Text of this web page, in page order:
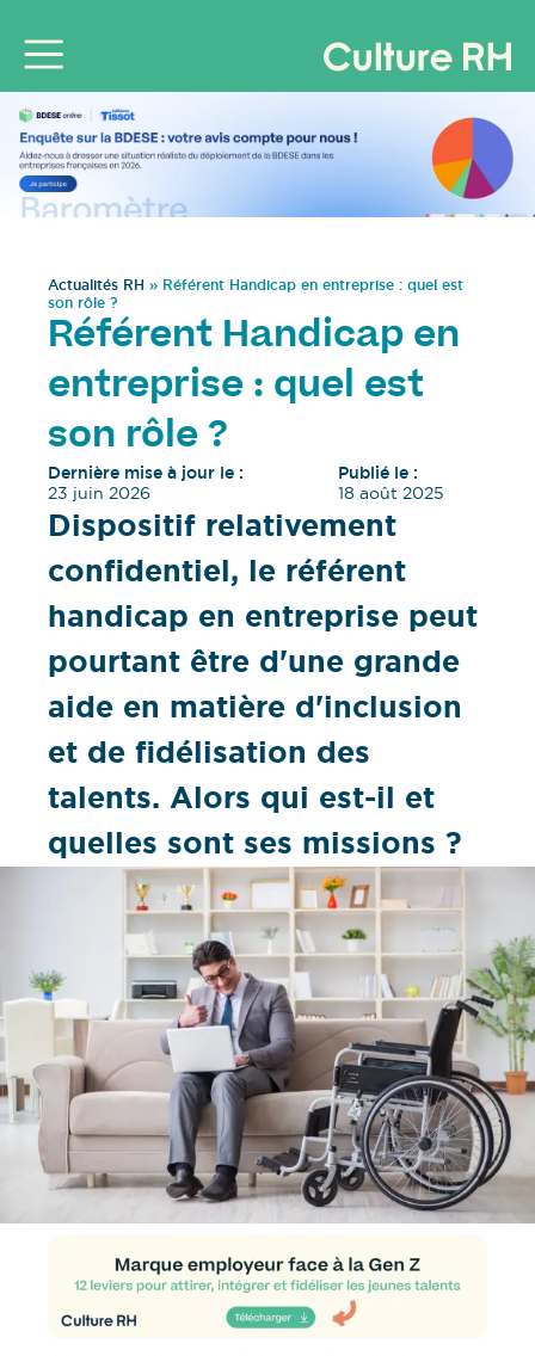
Actualités RH » Référent Handicap en entreprise : quel est
son rôle ?
Référent Handicap en
entreprise : quel est
son rôle ?
Dernière mise à jour le :
23 juin 2026
Publié le :
18 août 2025
Dispositif relativement
confidentiel, le référent
handicap en entreprise peut
pourtant être d'une grande
aide en matière d'inclusion
et de fidélisation des
talents. Alors qui est-il et
quelles sont ses missions ?